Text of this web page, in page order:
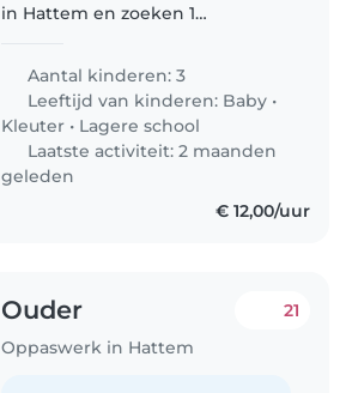
in Hattem en zoeken 1
maandag en donderdag voor
(7.15-8.30) en/of naschoolse (14.30-
18-15) opvang kan bieden bij ons
thuis...
Aantal kinderen: 3
Leeftijd van kinderen: Baby •
Kleuter • Lagere school
Laatste activiteit: 2 maanden
geleden
€ 12,00/uur
Ouder
Oppaswerk in Hattem
21